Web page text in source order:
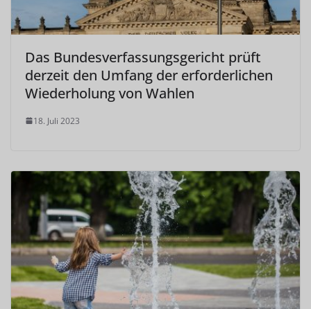
Das Bundesverfassungsgericht prüft
derzeit den Umfang der erforderlichen
Wiederholung von Wahlen
18. Juli 2023